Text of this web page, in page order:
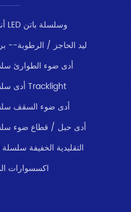
أنبوب LED وسلسلة باتن
ليد الحاجز / الرطوبة--
أدى ضوء الطوارئ
أدى سلسلة Tracklight
أدى ضوء السقف
أدى حبل / قطاع ضوء
LED التقليدية الخفيفة سلسلة
اكسسوارات